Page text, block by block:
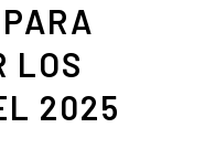
LOS
2025